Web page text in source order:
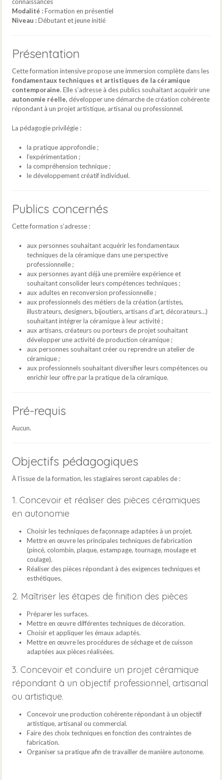
Modalité :Formation en présentiel
Niveau :Débutant et jeune initié
Présentation
Cette formation intensive propose une immersion complète dans les
fondamentaux techniques et artistiques de la céramique
contemporaine. Elle s’adresse à des publics souhaitant acquérir une
autonomie réelle, développer une démarche de création cohérente
répondant à un projet artistique, artisanal ou professionnel.
La pédagogie privilégie :
la pratique approfondie ;
l’expérimentation ;
la compréhension technique ;
le développement créatif individuel.
Publics concernés
Cette formation s’adresse :
aux personnes souhaitant acquérir les fondamentaux
techniques de la céramique dans une perspective
professionnelle ;
aux personnes ayant déjà une première expérience et
souhaitant consolider leurs compétences techniques ;
aux adultes en reconversion professionnelle ;
aux professionnels des métiers de la création (artistes,
illustrateurs, designers, bijoutiers, artisans d’art, décorateurs…)
souhaitant intégrer la céramique à leur activité ;
aux artisans, créateurs ou porteurs de projet souhaitant
développer une activité de production céramique ;
aux personnes souhaitant créer ou reprendre un atelier de
céramique ;
aux professionnels souhaitant diversifier leurs compétences ou
enrichir leur offre par la pratique de la céramique.
Pré-requis
Aucun.
Objectifs pédagogiques
À l’issue de la formation, les stagiaires seront capables de :
1. Concevoir et réaliser des pièces céramiques
en autonomie
Choisir les techniques de façonnage adaptées à un projet.
Mettre en œuvre les principales techniques de fabrication
(pincé, colombin, plaque, estampage, tournage, moulage et
coulage).
Réaliser des pièces répondant à des exigences techniques et
esthétiques.
2. Maîtriser les étapes de finition des pièces
Préparer les surfaces.
Mettre en œuvre différentes techniques de décoration.
Choisir et appliquer les émaux adaptés.
Mettre en œuvre les procédures de séchage et de cuisson
adaptées aux pièces réalisées.
3. Concevoir et conduire un projet céramique
répondant à un objectif professionnel, artisanal
ou artistique.
Concevoir une production cohérente répondant à un objectif
artistique, artisanal ou commercial.
Faire des choix techniques en fonction des contraintes de
fabrication.
Organiser sa pratique afin de travailler de manière autonome.